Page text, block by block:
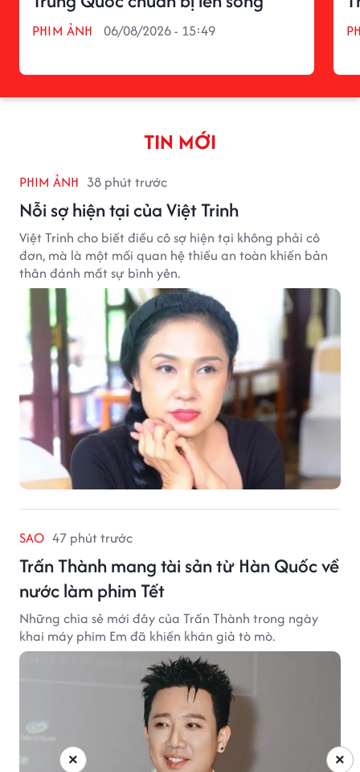
PHIM ẢNH 06/08/2026 - 15:49
TIN MỚI
PHIM ẢNH 38 phút trước
Nỗi sợ hiện tại của Việt Trinh
Việt Trinh cho biết điều cô sợ hiện tại không phải cô
đơn, mà là một mối quan hệ thiếu an toàn khiến bản
thân đánh mất sự bình yên.
SAO 47 phút trước
Trấn Thành mang tài sản từ Hàn Quốc về
nước làm phim Tết
Những chia sẻ mới đây của Trấn Thành trong ngày
khai máy phim Em đã khiến khán giả tò mò.
×
×